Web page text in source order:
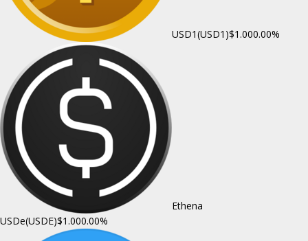
USD1(USD1)$1.000.00%
Ethena
USDe(USDE)$1.000.00%